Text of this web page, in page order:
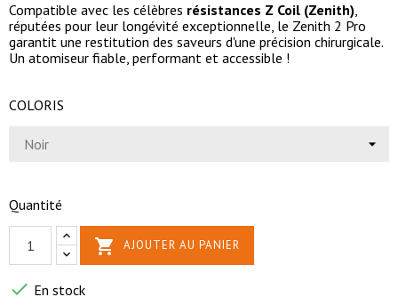
Compatible avec les célèbres résistances Z Coil (Zenith),
réputées pour leur longévité exceptionnelle, le Zenith 2 Pro
garantit une restitution des saveurs d'une précision chirurgicale.
Un atomiseur fiable, performant et accessible !
COLORIS
Quantité
 AJOUTER AU PANIER
 En stock